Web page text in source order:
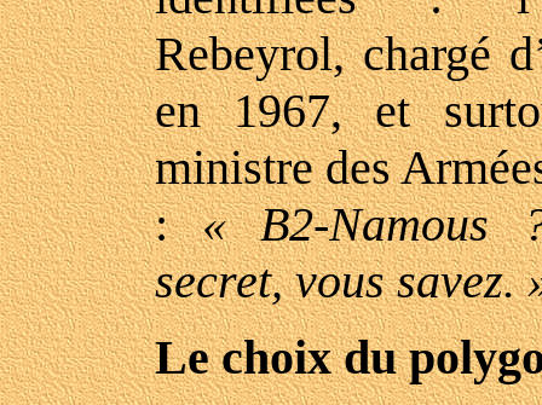
Rebeyrol, chargé
en 1967, et
ministre des
:« B2-Namous
secret, vous savez.
Le choix du